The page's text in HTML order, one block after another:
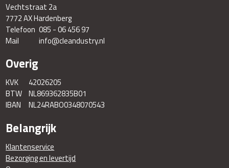
Vechtstraat 2a
7772 AX Hardenberg
Telefoon 085 - 06 456 97
Mail
info@cleandustry.nl
Overig
KVK
42026205
BTW NL869362835B01
IBAN
NL24RABO0348070543
Belangrijk
Klantenservice
Bezorging en levertijd